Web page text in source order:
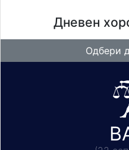
Дневен
Одбери